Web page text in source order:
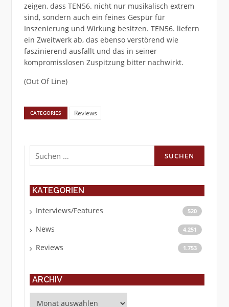
zeigen, dass TEN56. nicht nur musikalisch extrem
sind, sondern auch ein feines Gespür für
Inszenierung und Wirkung besitzen. TEN56. liefern
ein Zweitwerk ab, das ebenso verstörend wie
faszinierend ausfällt und das in seiner
kompromisslosen Zuspitzung bitter nachwirkt.
(Out Of Line)
CATEGORIES Reviews
Suchen
nach:
KATEGORIEN
Interviews/Features 520
News 4.251
Reviews 1.753
ARCHIV